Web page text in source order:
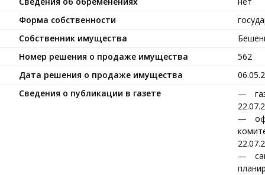
Форма собственности
Собственник имущества
Номер решения о продаже имущества
562
Дата решения о продаже имущества
Сведения о публикации в газете